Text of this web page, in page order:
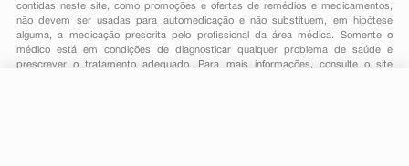
contidas neste site, como promoções e ofertas de remédios e medicamentos,
não devem ser usadas para automedicação e não substituem, em hipótese
alguma, a medicação prescrita pelo profissional da área médica. Somente o
médico está em condições de diagnosticar qualquer problema de saúde e
prescrever o tratamento adequado. Para mais informações, consulte o site